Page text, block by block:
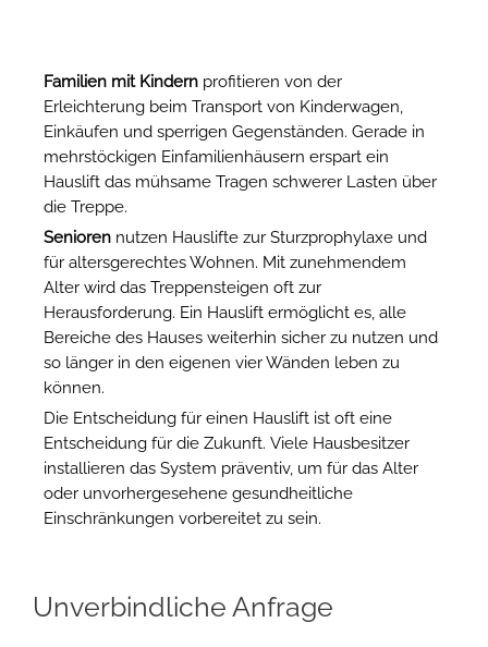
Familien mit Kindern profitieren von der
Erleichterung beim Transport von Kinderwagen,
Einkäufen und sperrigen Gegenständen. Gerade in
mehrstöckigen Einfamilienhäusern erspart ein
Hauslift das mühsame Tragen schwerer Lasten über
die Treppe.
Senioren nutzen Hauslifte zur Sturzprophylaxe und
für altersgerechtes Wohnen. Mit zunehmendem
Alter wird das Treppensteigen oft zur
Herausforderung. Ein Hauslift ermöglicht es, alle
Bereiche des Hauses weiterhin sicher zu nutzen und
so länger in den eigenen vier Wänden leben zu
können.
Die Entscheidung für einen Hauslift ist oft eine
Entscheidung für die Zukunft. Viele Hausbesitzer
installieren das System präventiv, um für das Alter
oder unvorhergesehene gesundheitliche
Einschränkungen vorbereitet zu sein.
Unverbindliche Anfrage